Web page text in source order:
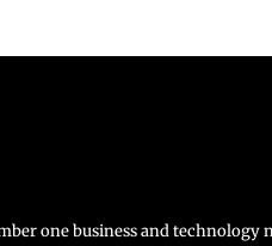
one business and technology